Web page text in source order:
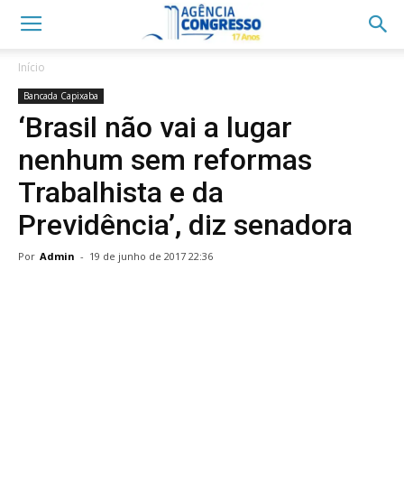
Início
Bancada Capixaba
‘Brasil não vai a lugar
nenhum sem reformas
Trabalhista e da
Previdência’, diz senadora
Por Admin - 19 de junho de 2017 22:36